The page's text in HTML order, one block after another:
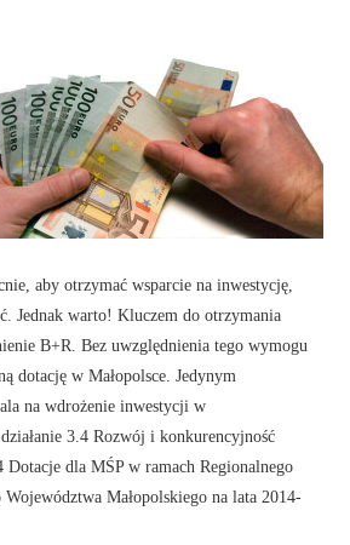
aby otrzymać wsparcie na inwestycję,
Jednak warto! Kluczem do otrzymania
B+R. Bez uwzględnienia tego wymogu
dotację w Małopolsce. Jedynym
na wdrożenie inwestycji w
3.4 Rozwój i konkurencyjność
Dotacje dla MŚP w ramach Regionalnego
Małopolskiego na lata 2014-